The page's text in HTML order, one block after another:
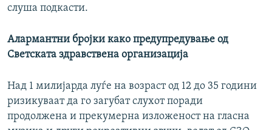
слуша подкасти.
Алармантни бројки како предупредување од
Светската здравствена организација
Над 1 милијарда луѓе на возраст од 12 до 35 години
ризикуваат да го загубат слухот поради
продолжена и прекумерна изложеност на гласна